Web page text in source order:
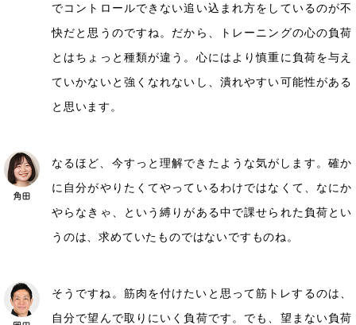
でコントロールできない追い込まれ方をしているのが不
快だと思うのですね。だから、トレーニングの心の負荷
とはちょっと種類が違う。心にはより慎重に負荷を与え
ていかないと強くなれないし、潰れやすい可能性がある
と思います。
なるほど、今すっと理解できたような気がします。確か
に自分がやりたくてやっているわけではなくて、なにか
やらなきゃ、という縛りがある中で課せられた負荷とい
うのは、求めていたものではないですものね。
そうですね。筋肉を付けたいと思って筋トレするのは、
自分で望んで取りにいく負荷です。でも、望まない負荷